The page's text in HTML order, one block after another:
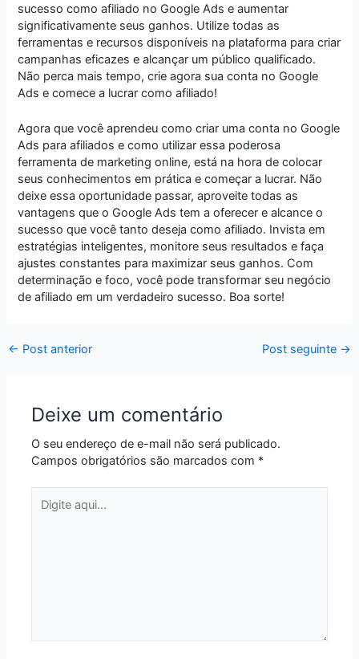
sucesso como afiliado no Google Ads e aumentar
significativamente seus ganhos. Utilize todas as
ferramentas e recursos disponíveis na plataforma para criar
campanhas eficazes e alcançar um público qualificado.
Não perca mais tempo, crie agora sua conta no Google
Ads e comece a lucrar como afiliado!
Agora que você aprendeu como criar uma conta no Google
Ads para afiliados e como utilizar essa poderosa
ferramenta de marketing online, está na hora de colocar
seus conhecimentos em prática e começar a lucrar. Não
deixe essa oportunidade passar, aproveite todas as
vantagens que o Google Ads tem a oferecer e alcance o
sucesso que você tanto deseja como afiliado. Invista em
estratégias inteligentes, monitore seus resultados e faça
ajustes constantes para maximizar seus ganhos. Com
determinação e foco, você pode transformar seu negócio
de afiliado em um verdadeiro sucesso. Boa sorte!
← Post anterior Post seguinte →
Deixe um comentário
O seu endereço de e-mail não será publicado.
Campos obrigatórios são marcados com *
aqui...